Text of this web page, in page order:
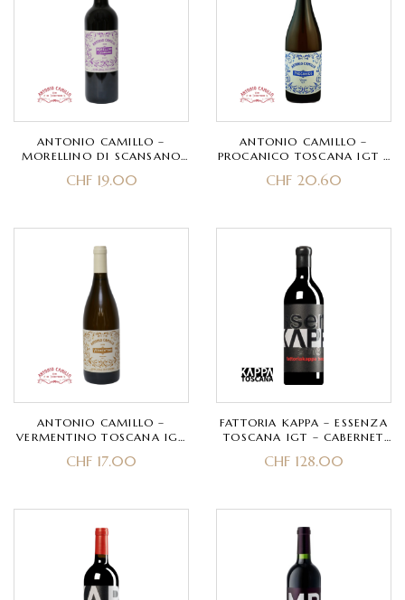
ANTONIO CAMILLO –
MORELLINO DI SCANSANO
CHF19.00
ANTONIO CAMILLO –
PROCANICO TOSCANA IGT –
TREBBIANO (ORANGE WINE)
CHF 20.60
ANTONIO CAMILLO –
VERMENTINO TOSCANA IGT
CHF 17.00
FATTORIA KAPPA – ESSENZA
TOSCANA IGT – CABERNET
CHF 128.00